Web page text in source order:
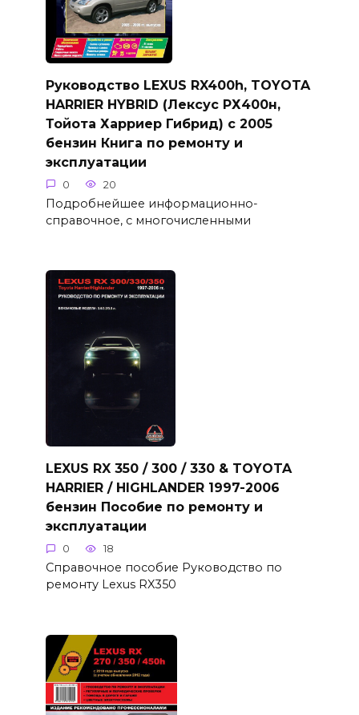
Руководство LEXUS RX400h, TOYOTA
HARRIER HYBRID (Лексус РХ400н,
Тойота Харриер Гибрид) с 2005
бензин Книга по ремонту и
эксплуатации
0 20
Подробнейшее информационно-
справочное, с многочисленными
LEXUS RX 350 / 300 / 330 & TOYOTA
HARRIER / HIGHLANDER 1997-2006
бензин Пособие по ремонту и
эксплуатации
0 18
Справочное пособие Руководство по
ремонту Lexus RX350